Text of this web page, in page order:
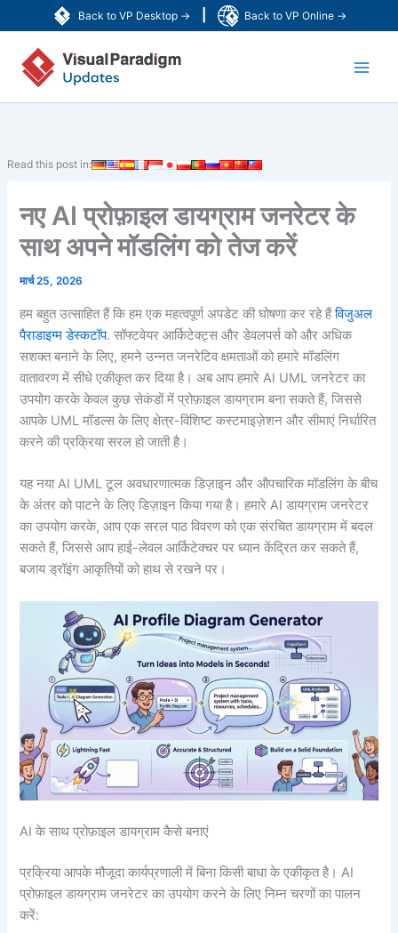
Back to VP Desktop → Back to VP Online →
to
content
Read this post in:
नए AI प्रोफ़ाइल डायग्राम जनरेटर के
साथ अपने मॉडलिंग को तेज करें
मार्च 25, 2026
हम बहुत उत्साहित हैं कि हम एक महत्वपूर्ण अपडेट की घोषणा कर रहे हैंविजुअल
पैराडाइग्म डेस्कटॉप. सॉफ्टवेयर आर्किटेक्ट्स और डेवलपर्स को और अधिक
सशक्त बनाने के लिए, हमने उन्नत जनरेटिव क्षमताओं को हमारे मॉडलिंग
वातावरण में सीधे एकीकृत कर दिया है। अब आप हमारे AI UML जनरेटर का
उपयोग करके केवल कुछ सेकंडों में प्रोफ़ाइल डायग्राम बना सकते हैं, जिससे
आपके UML मॉडल्स के लिए क्षेत्र-विशिष्ट कस्टमाइज़ेशन और सीमाएं निर्धारित
करने की प्रक्रिया सरल हो जाती है।
यह नया AI UML टूल अवधारणात्मक डिज़ाइन और औपचारिक मॉडलिंग के बीच
के अंतर को पाटने के लिए डिज़ाइन किया गया है। हमारे AI डायग्राम जनरेटर
का उपयोग करके, आप एक सरल पाठ विवरण को एक संरचित डायग्राम में बदल
सकते हैं, जिससे आप हाई-लेवल आर्किटेक्चर पर ध्यान केंद्रित कर सकते हैं,
बजाय ड्रॉइंग आकृतियों को हाथ से रखने पर।
AI के साथ प्रोफ़ाइल डायग्राम कैसे बनाएं
प्रक्रिया आपके मौजूदा कार्यप्रणाली में बिना किसी बाधा के एकीकृत है। AI
प्रोफ़ाइल डायग्राम जनरेटर का उपयोग करने के लिए निम्न चरणों का पालन
करें: